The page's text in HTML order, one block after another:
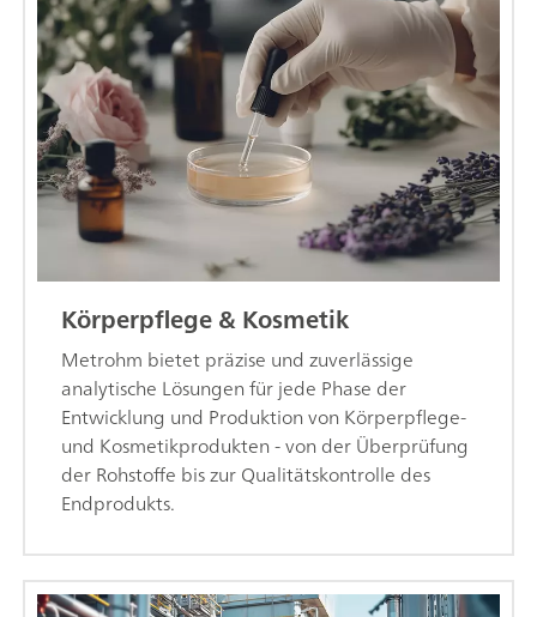
Körperpflege & Kosmetik
Metrohm bietet präzise und zuverlässige
analytische Lösungen für jede Phase der
Entwicklung und Produktion von Körperpflege-
und Kosmetikprodukten - von der Überprüfung
der Rohstoffe bis zur Qualitätskontrolle des
Endprodukts.